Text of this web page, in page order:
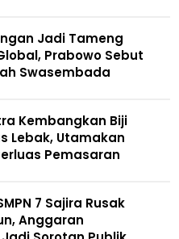
Jadi Tameng
Prabowo Sebut
Swasembada
Kembangkan Biji
Lebak, Utamakan
Pemasaran
7 Sajira Rusak
Anggaran